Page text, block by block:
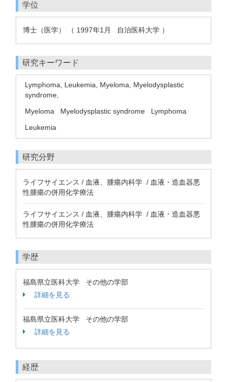
学位
博士（医学） （ 1997年1月 自治医科大学 ）
研究キーワード
Lymphoma, Leukemia, Myeloma, Myelodysplastic
syndrome,
Myeloma
Myelodysplastic syndrome
Lymphoma
Leukemia
研究分野
ライフサイエンス / 血液、腫瘍内科学 / 血液・造血器悪
性腫瘍の併用化学療法
ライフサイエンス / 血液、腫瘍内科学 / 血液・造血器悪
性腫瘍の併用化学療法
学歴
福島県立医科大学 その他の学部
詳細を見る
福島県立医科大学 その他の学部
詳細を見る
経歴